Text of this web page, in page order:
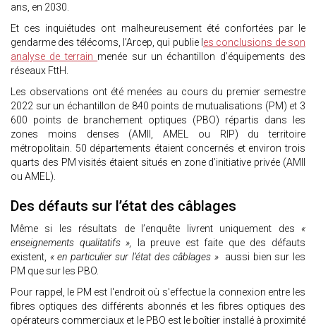
ans, en 2030.
Et ces inquiétudes ont malheureusement été confortées par le
gendarme des télécoms, l’Arcep, qui publie l es conclusions de son
analyse de terrain menée sur un échantillon d’équipements des
réseaux FttH.
Les observations ont été menées au cours du premier semestre
2022 sur un échantillon de 840 points de mutualisations (PM) et 3
600 points de branchement optiques (PBO) répartis dans les
zones moins denses (AMII, AMEL ou RIP) du territoire
métropolitain. 50 départements étaient concernés et environ trois
quarts des PM visités étaient situés en zone d’initiative privée (AMII
ou AMEL).
Des défauts sur l’état des câblages
Même si les résultats de l’enquête livrent uniquement des «
enseignements qualitatifs », la preuve est faite que des défauts
existent, « en particulier sur l’état des câblages »
aussi bien sur les
PM que sur les PBO.
Pour rappel, le PM est l'endroit où s'effectue la connexion entre les
fibres optiques des différents abonnés et les fibres optiques des
opérateurs commerciaux et le PBO est le boîtier installé à proximité